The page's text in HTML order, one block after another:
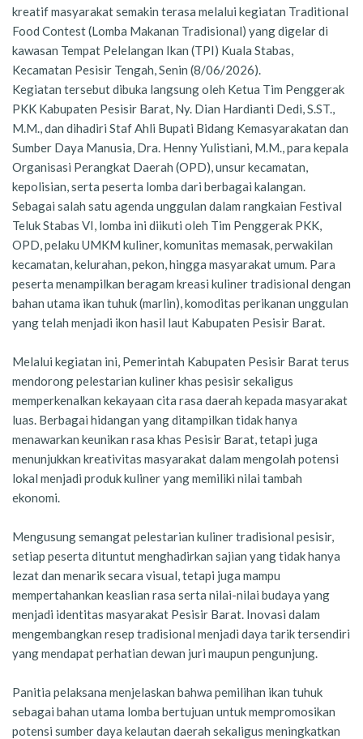
kreatif masyarakat semakin terasa melalui kegiatan Traditional
Food Contest (Lomba Makanan Tradisional) yang digelar di
kawasan Tempat Pelelangan Ikan (TPI) Kuala Stabas,
Kecamatan Pesisir Tengah, Senin (8/06/2026).
Kegiatan tersebut dibuka langsung oleh Ketua Tim Penggerak
PKK Kabupaten Pesisir Barat, Ny. Dian Hardianti Dedi, S.ST.,
M.M., dan dihadiri Staf Ahli Bupati Bidang Kemasyarakatan dan
Sumber Daya Manusia, Dra. Henny Yulistiani, M.M., para kepala
Organisasi Perangkat Daerah (OPD), unsur kecamatan,
kepolisian, serta peserta lomba dari berbagai kalangan.
Sebagai salah satu agenda unggulan dalam rangkaian Festival
Teluk Stabas VI, lomba ini diikuti oleh Tim Penggerak PKK,
OPD, pelaku UMKM kuliner, komunitas memasak, perwakilan
kecamatan, kelurahan, pekon, hingga masyarakat umum. Para
peserta menampilkan beragam kreasi kuliner tradisional dengan
bahan utama ikan tuhuk (marlin), komoditas perikanan unggulan
yang telah menjadi ikon hasil laut Kabupaten Pesisir Barat.
Melalui kegiatan ini, Pemerintah Kabupaten Pesisir Barat terus
mendorong pelestarian kuliner khas pesisir sekaligus
memperkenalkan kekayaan cita rasa daerah kepada masyarakat
luas. Berbagai hidangan yang ditampilkan tidak hanya
menawarkan keunikan rasa khas Pesisir Barat, tetapi juga
menunjukkan kreativitas masyarakat dalam mengolah potensi
lokal menjadi produk kuliner yang memiliki nilai tambah
ekonomi.
Mengusung semangat pelestarian kuliner tradisional pesisir,
setiap peserta dituntut menghadirkan sajian yang tidak hanya
lezat dan menarik secara visual, tetapi juga mampu
mempertahankan keaslian rasa serta nilai-nilai budaya yang
menjadi identitas masyarakat Pesisir Barat. Inovasi dalam
mengembangkan resep tradisional menjadi daya tarik tersendiri
yang mendapat perhatian dewan juri maupun pengunjung.
Panitia pelaksana menjelaskan bahwa pemilihan ikan tuhuk
sebagai bahan utama lomba bertujuan untuk mempromosikan
potensi sumber daya kelautan daerah sekaligus meningkatkan